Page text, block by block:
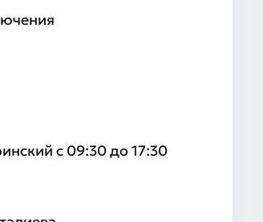
с 09:30 до 17:30